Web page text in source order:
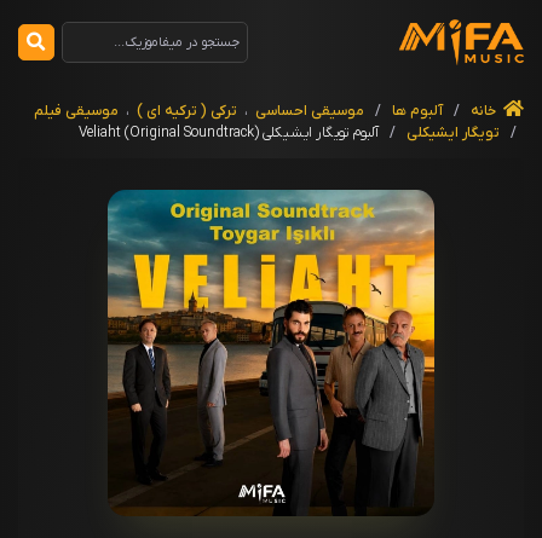
خانه / آلبوم ها / موسیقی احساسی ، ترکی ( ترکیه ای ) ، موسیقی فیلم
/
تویگار ایشیکلی / آلبوم تویگار ایشیکلی Veliaht (Original Soundtrack)